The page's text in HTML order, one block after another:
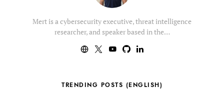
Mert is a cybersecurity executive, threat intelligence
researcher, and speaker based in the…
TRENDING POSTS (ENGLISH)